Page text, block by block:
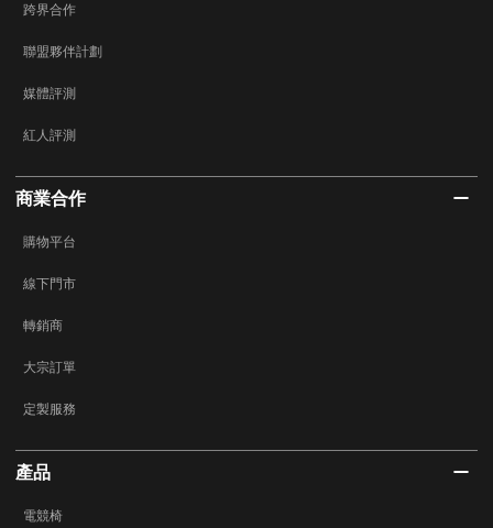
跨界合作
聯盟夥伴計劃
媒體評測
紅人評測
商業合作
購物平台
線下門市
轉銷商
大宗訂單
定製服務
產品
電競椅